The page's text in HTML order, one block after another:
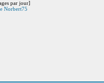
par jour]
Norbert75